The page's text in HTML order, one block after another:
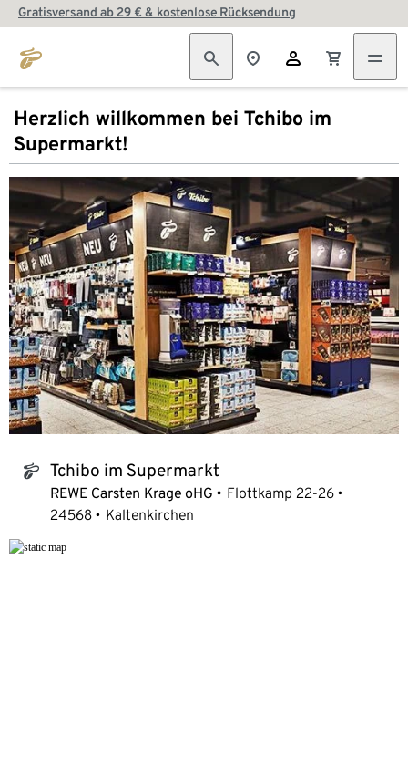
Gratisversand ab 29 € & kostenlose Rücksendung
Herzlich willkommen bei Tchibo im
Supermarkt!
tchibo_logo Tchibo im Supermarkt
REWE Carsten Krage oHG
Flottkamp 22-26
24568
Kaltenkirchen